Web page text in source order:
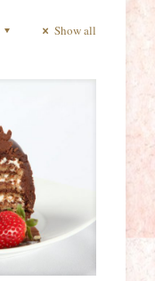
Show all